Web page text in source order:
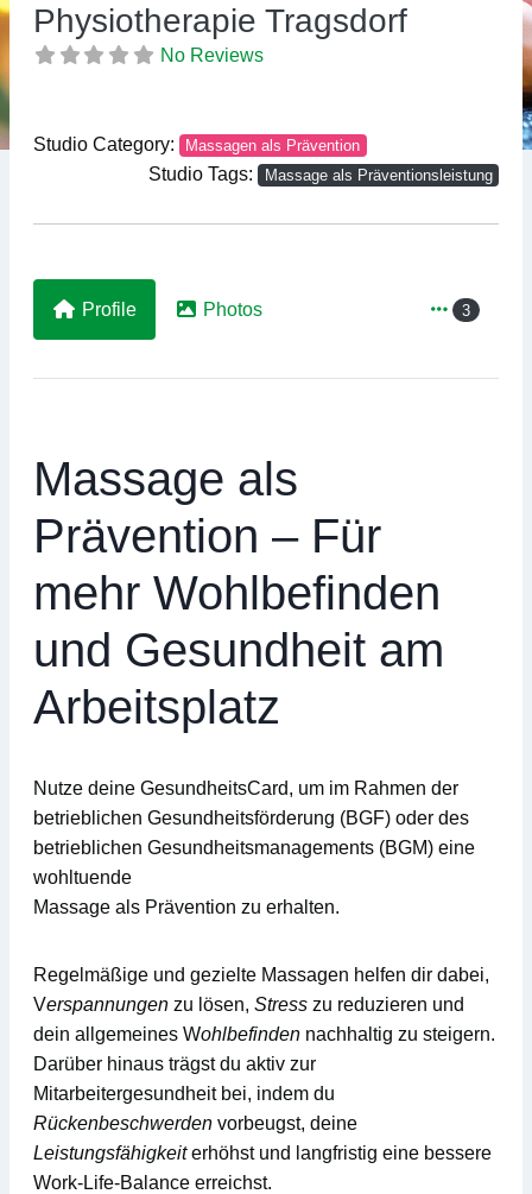
Physiotherapie Tragsdorf
No Reviews
Studio Category: Massagen als Prävention
Studio Tags: Massage als Präventionsleistung
Profile Photos 3
Massage als
Prävention – Für
mehr Wohlbefinden
und Gesundheit am
Arbeitsplatz
Nutze deine GesundheitsCard, um im Rahmen der
betrieblichen Gesundheitsförderung (BGF) oder des
betrieblichen Gesundheitsmanagements (BGM) eine
wohltuende
Massage als Prävention zu erhalten.
Regelmäßige und gezielte Massagen helfen dir dabei,
Verspannungen zu lösen, Stress zu reduzieren und
dein allgemeines Wohlbefinden nachhaltig zu steigern.
Darüber hinaus trägst du aktiv zur
Mitarbeitergesundheitbei, indem du
Rückenbeschwerden vorbeugst, deine
Leistungsfähigkeiterhöhst und langfristig eine bessere
Work-Life-Balance erreichst.